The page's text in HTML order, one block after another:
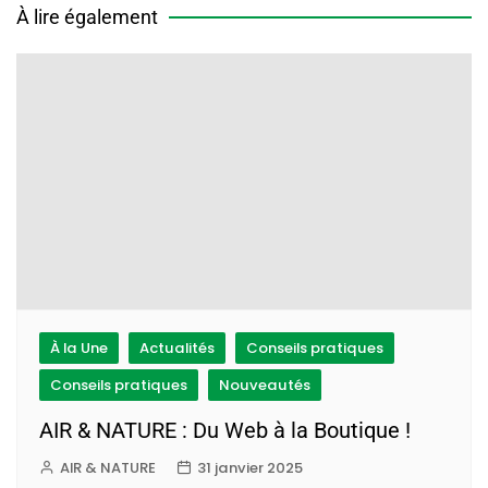
À lire également
À la Une Actualités
Conseils pratiques
Conseils pratiques
Nouveautés
AIR & NATURE : Du Web à la Boutique !
AIR & NATURE 31 janvier 2025